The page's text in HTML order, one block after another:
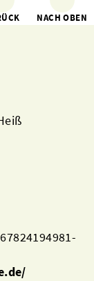
NACH OBEN